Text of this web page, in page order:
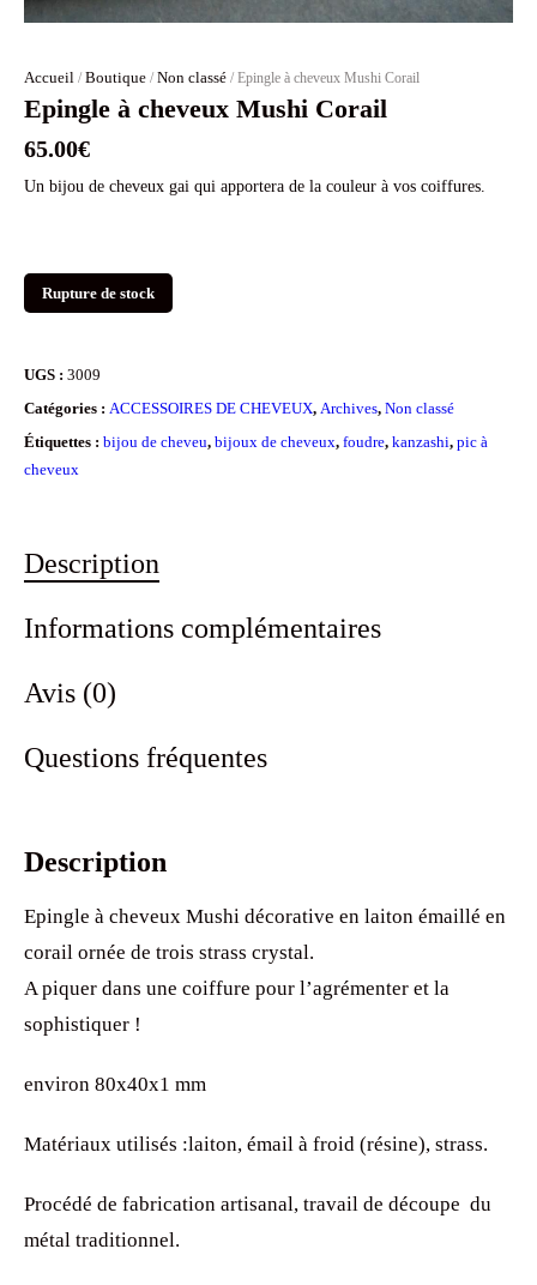
Accueil / Boutique / Non classé / Epingle à cheveux Mushi Corail
Epingle à cheveux Mushi Corail
65.00€
Un bijou de cheveux gai qui apportera de la couleur à vos coiffures.
Rupture de stock
UGS : 3009
Catégories : ACCESSOIRES DE CHEVEUX, Archives, Non classé
Étiquettes : bijou de cheveu, bijoux de cheveux, foudre, kanzashi, pic à
cheveux
Description
Informations complémentaires
Avis (0)
Questions fréquentes
Description
Epingle à cheveux Mushi décorative en laiton émaillé en
corail ornée de trois strass crystal.
A piquer dans une coiffure pour l’agrémenter et la
sophistiquer !
environ 80x40x1 mm
Matériaux utilisés :laiton, émail à froid (résine), strass.
Procédé de fabrication artisanal, travail de découpe du
métal traditionnel.